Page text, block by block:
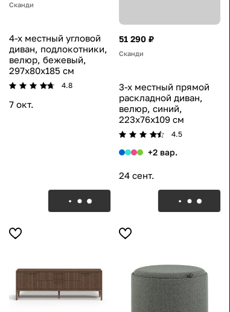
Сканди
4-х местный угловой
диван, подлокотники,
велюр, бежевый,
297x80x185 см
4.8
7 окт.
51 290 ₽
Сканди
3-х местный прямой
раскладной диван,
велюр, синий,
223x76x109 см
4.5
+2 вар.
24 сент.